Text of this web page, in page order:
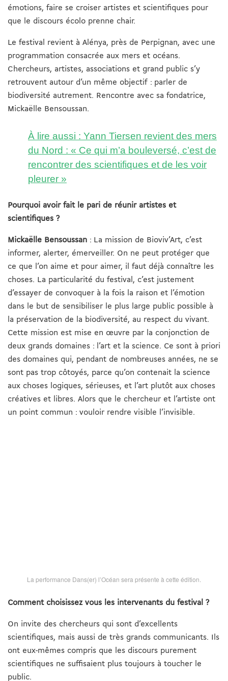
émotions, faire se croiser artistes et scientifiques pour
que le discours écolo prenne chair.
Le festival revient à Al énya, près de Perpignan, avec une
programmation consacrée aux mers et océans.
Chercheurs, artistes, associations et grand public s’y
retrouvent autour d’un même objectif : parler de
biodiversité autrement. Rencontre avec sa fondatrice,
Mickaëlle Bensoussan.
À lire aussi : Yann Tiersen revient des mers
du Nord : « Ce qui m’a bouleversé, c’est de
rencontrer des scientifiques et de les voir
pleurer »
Pourquoi avoir fait le pari de réunir artistes et
scientifiques ?
Mickaëlle Bensoussan : La mission de Bioviv’Art, c’est
informer, alerter, émerveiller. On ne peut protéger que
ce que l’on aime et pour aimer, il faut déjà connaître les
choses. La particularité du festival, c’est justement
d’essayer de convoquer à la fois la raison et l’émotion
dans le but de sensibiliser le plus large public possible à
la préservation de la biodiversité, au respect du vivant.
Cette mission est mise en œuvre par la conjonction de
deux grands domaines : l’art et la science. Ce sont à priori
des domaines qui, pendant de nombreuses années, ne se
sont pas trop côtoyés, parce qu’on contenait la science
aux choses logiques, sérieuses, et l’art plutôt aux choses
créatives et libres. Alors que le chercheur et l’artiste ont
un point commun : vouloir rendre visible l’invisible.
La performance Dans(er) l’Océan sera présente à cette édition.
Comment choisissez vous les intervenants du festival ?
On invite des chercheurs qui sont d’excellents
scientifiques, mais aussi de très grands communicants. Ils
ont eux-mêmes compris que les discours purement
scientifiques ne suffisaient plus toujours à toucher le
public.